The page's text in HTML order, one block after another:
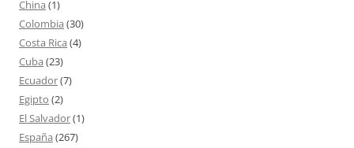
China (1)
Colombia (30)
Costa Rica (4)
Cuba (23)
Ecuador(7)
Egipto (2)
El Salvador(1)
España (267)